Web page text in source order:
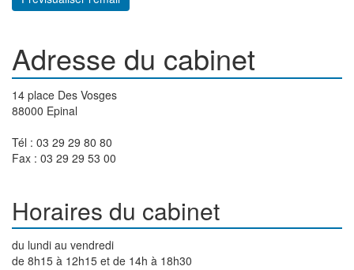
Adresse du cabinet
14 place Des Vosges
88000 Epinal
Tél : 03 29 29 80 80
Fax : 03 29 29 53 00
Horaires du cabinet
du lundi au vendredi
de 8h15 à 12h15 et de 14h à 18h30